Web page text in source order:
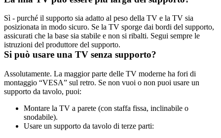
Sì - purché il supporto sia adatto al peso della TV e la TV sia
posizionata in modo sicuro. Se la TV sporge dai bordi del supporto,
assicurati che la base sia stabile e non si ribalti. Segui sempre le
istruzioni del produttore del supporto.
Si può usare una TV senza supporto?
Assolutamente. La maggior parte delle TV moderne ha fori di
montaggio “VESA” sul retro. Se non vuoi o non puoi usare un
supporto da tavolo, puoi:
Montare la TV a parete (con staffa fissa, inclinabile o
snodabile).
Usare un supporto da tavolo di terze parti: